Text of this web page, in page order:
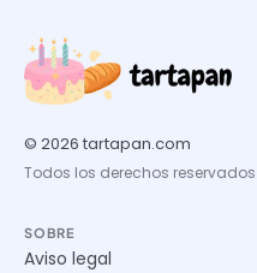
© 2026 tartapan.com
Todos los derechos reservados
SOBRE
Aviso legal